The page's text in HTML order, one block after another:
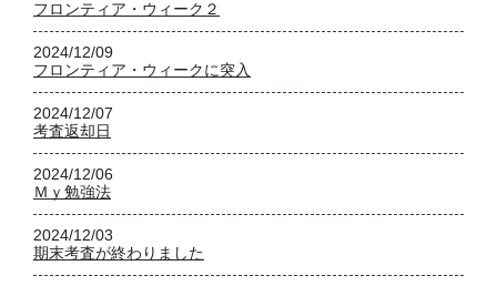
フロンティア・ウィーク２
2024/12/09
フロンティア・ウィークに突入
2024/12/07
考査返却日
2024/12/06
Ｍｙ勉強法
2024/12/03
期末考査が終わりました